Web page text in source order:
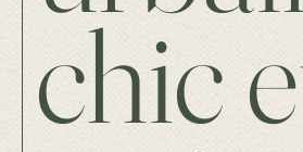
chic